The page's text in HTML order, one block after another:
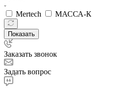
Mertech МАССА-К
Показать
Заказать звонок
Задать вопрос